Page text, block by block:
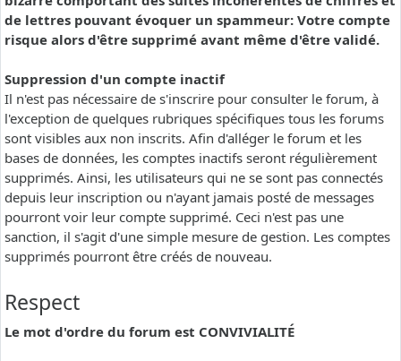
de lettres pouvant évoquer un spammeur: Votre compte
risque alors d'être supprimé avant même d'être validé.
Suppression d'un compte inactif
Il n'est pas nécessaire de s'inscrire pour consulter le forum, à
l'exception de quelques rubriques spécifiques tous les forums
sont visibles aux non inscrits. Afin d'alléger le forum et les
bases de données, les comptes inactifs seront régulièrement
supprimés. Ainsi, les utilisateurs qui ne se sont pas connectés
depuis leur inscription ou n'ayant jamais posté de messages
pourront voir leur compte supprimé. Ceci n'est pas une
sanction, il s'agit d'une simple mesure de gestion. Les comptes
supprimés pourront être créés de nouveau.
Respect
Le mot d'ordre du forum est CONVIVIALITÉ